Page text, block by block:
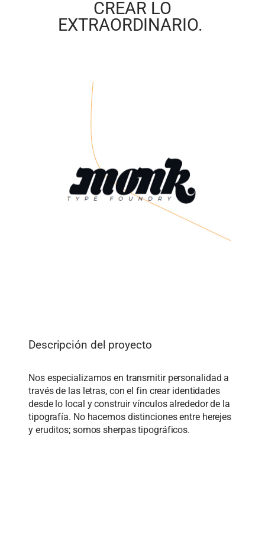
CREAR LO
EXTRAORDINARIO.
Descripción del proyecto
Nos especializamos en transmitir personalidad a
través de las letras, con el fin crear identidades
desde lo local y construir vínculos alrededor de la
tipografía. No hacemos distinciones entre herejes
y eruditos; somos sherpas tipográficos.